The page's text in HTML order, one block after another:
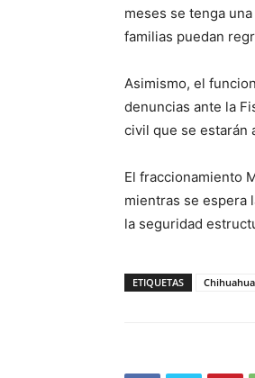
meses se tenga
familias puedan
Asimismo, el
denuncias ante la
civil que se estarán
El fraccionamiento
mientras se espera
la seguridad
ETIQUETAS Chihuahua